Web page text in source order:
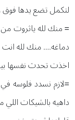
لتكمل تضع يدها فوق
= منك لله ياثروت
دماغه.... منك لله
اخذت تحدث نفسها
=لازم نسدد فلوسه
داهيه بالشيكات اللي